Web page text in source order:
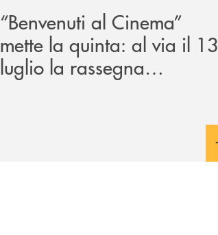
“Benvenuti al Cinema”
mette la quinta: al via il 13
luglio la rassegna
cinematografica nella corte